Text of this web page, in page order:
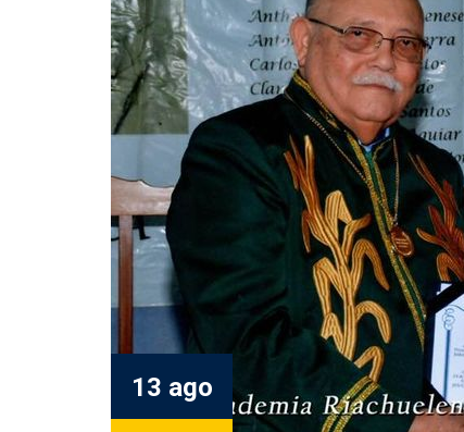
13 ago